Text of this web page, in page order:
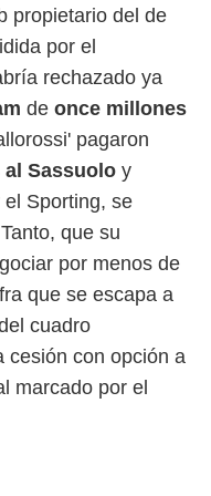
propietario del de
por el
rechazado ya
de once millones
pagaron
al Sassuolo y
Sporting, se
que su
por menos de
que se escapa a
cuadro
cesión con opción a
marcado por el